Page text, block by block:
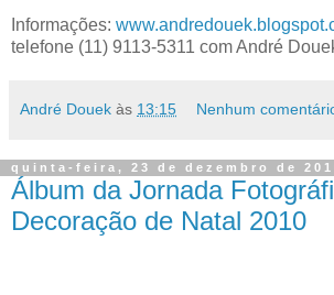
Informações:
telefone (11) 9113-5311 com André
André Douek às 13:15 Nenhum
quinta-feira, 23 de dezembro de
Álbum da Jornada
Decoração de Natal 2010